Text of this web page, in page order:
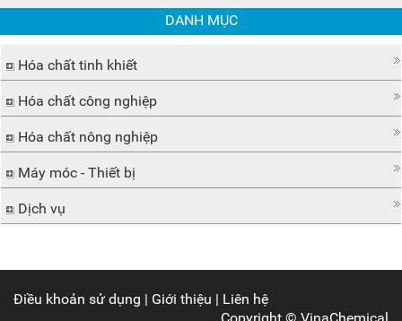
DANH MỤC
Hóa chất tinh khiết
Hóa chất công nghiệp
Hóa chất nông nghiệp
Máy móc - Thiết bị
Dịch vụ
Điều khoản sử dụng | Giới thiệu | Liên hệ